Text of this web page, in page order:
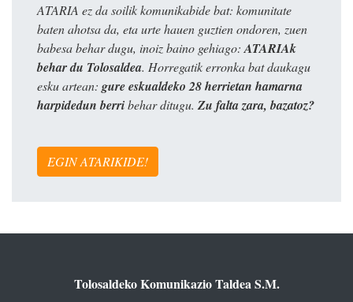
ATARIA ez da soilik komunikabide bat: komunitate
baten ahotsa da, eta urte hauen guztien ondoren, zuen
babesa behar dugu, inoiz baino gehiago: ATARIAk
behar du Tolosaldea. Horregatik erronka bat daukagu
esku artean: gure eskualdeko 28 herrietan hamarna
harpidedun berribehar ditugu. Zu falta zara, bazatoz?
EGIN ATARIKIDE!
Tolosaldeko Komunikazio Taldea S.M.